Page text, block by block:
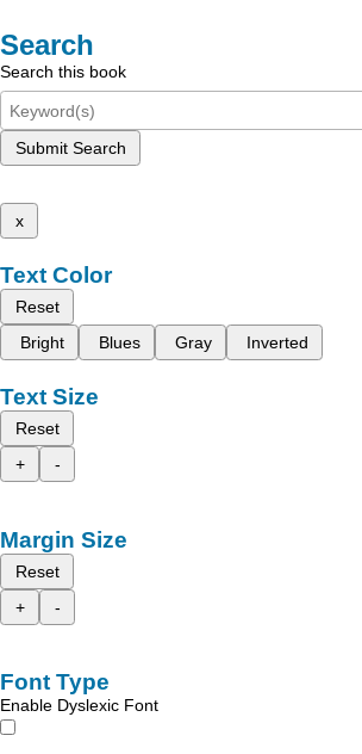
Search
Search this book
Submit Search
x
Text Color
Reset
Bright
Blues Gray Inverted
Text Size
Reset
+
-
Margin Size
Reset
+
-
Font Type
Enable Dyslexic Font